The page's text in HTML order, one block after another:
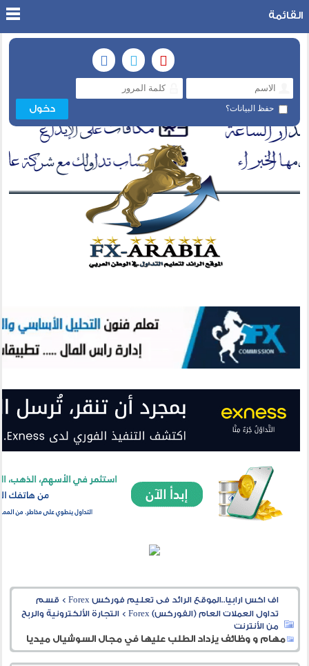
حفظ البيانات؟
القائمة
اف اكس ارابيا..الموقع الرائد فى تعليم فوركس Forex > قسم
تداول العملات العام (الفوركس) Forex
>التجارة الألكترونية والربح
من الأنترنت
مهام و وظائف يزداد الطلب عليها في مجال السوشيال ميديا